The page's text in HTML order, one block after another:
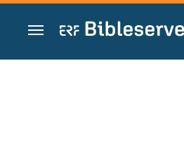
Aller vers contenu